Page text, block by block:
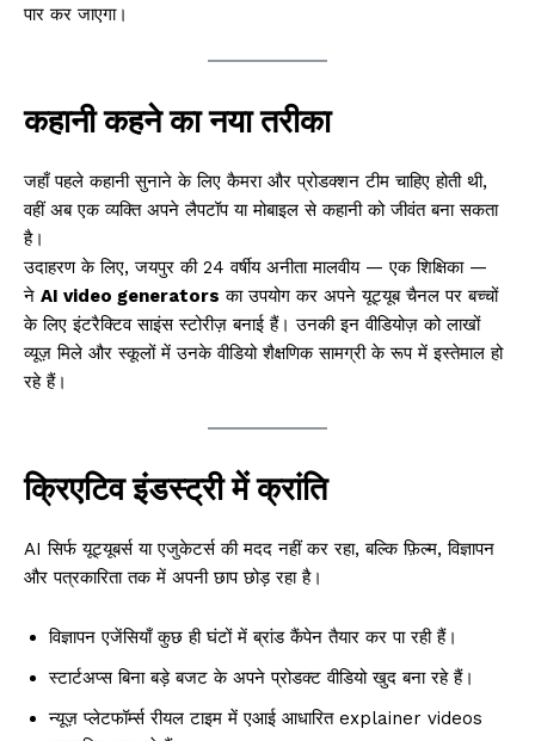
पार कर जाएगा।
कहानी कहने का नया तरीका
जहाँ पहले कहानी सुनाने के लिए कैमरा और प्रोडक्शन टीम चाहिए होती थी,
वहीं अब एक व्यक्ति अपने लैपटॉप या मोबाइल से कहानी को जीवंत बना सकता
है।
उदाहरण के लिए, जयपुर की 24 वर्षीय अनीता मालवीय — एक शिक्षिका —
ने AI video generators का उपयोग कर अपने यूट्यूब चैनल पर बच्चों
के लिए इंटरैक्टिव साइंस स्टोरीज़ बनाई हैं। उनकी इन वीडियोज़ को लाखों
व्यूज़ मिले और स्कूलों में उनके वीडियो शैक्षणिक सामग्री के रूप में इस्तेमाल हो
रहे हैं।
क्रिएटिव इंडस्ट्री में क्रांति
AI सिर्फ यूट्यूबर्स या एजुकेटर्स की मदद नहीं कर रहा, बल्कि फ़िल्म, विज्ञापन
और पत्रकारिता तक में अपनी छाप छोड़ रहा है।
विज्ञापन एजेंसियाँ कुछ ही घंटों में ब्रांड कैंपेन तैयार कर पा रही हैं।
स्टार्टअप्स बिना बड़े बजट के अपने प्रोडक्ट वीडियो खुद बना रहे हैं।
न्यूज़ प्लेटफॉर्म्स रीयल टाइम में एआई आधारित explainer videos